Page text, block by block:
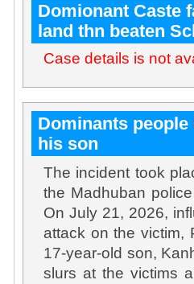
Domionant Caste
land thn beaten
Case details is not
Dominants
his son
The incident took
the Madhuban
On July 21, 2026,
attack on the victim,
17-year-old son,
slurs at the victims